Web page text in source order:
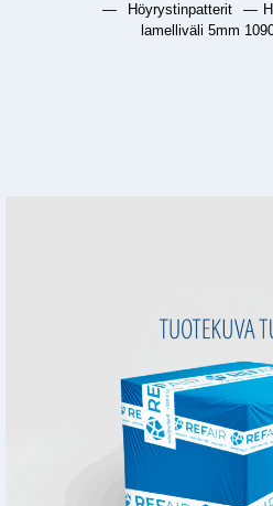
—
Höyrystinpatterit —
lamelliväli 5mm